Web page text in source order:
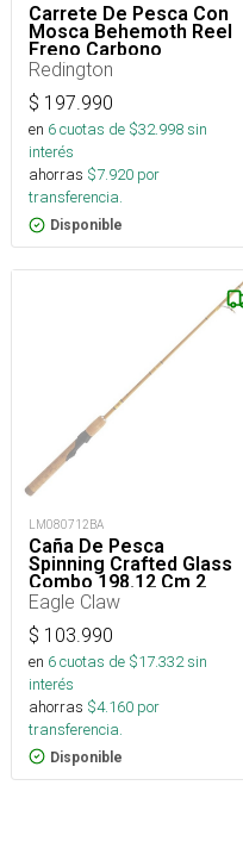
Carrete De Pesca Con
Mosca Behemoth Reel
Freno Carbono
Redington
$ 197.990
en 6cuotas de $32.998sin
interés
ahorras $7.920 por
transferencia.
Disponible
LM080712BA
Caña De Pesca
Spinning Crafted Glass
Combo 198.12 Cm 2
Piezas
Eagle Claw
$ 103.990
en 6cuotas de $17.332sin
interés
ahorras $4.160 por
transferencia.
Disponible